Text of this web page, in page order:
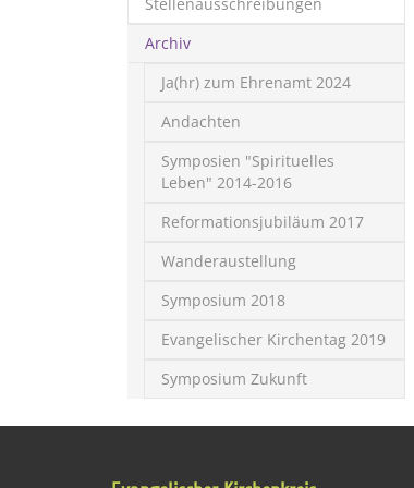
Archiv
Ja(hr) zum Ehrenamt 2024
Andachten
Symposien "Spirituelles
Leben" 2014-2016
Reformationsjubiläum 2017
Wanderaustellung
Symposium 2018
Evangelischer Kirchentag 2019
Symposium Zukunft